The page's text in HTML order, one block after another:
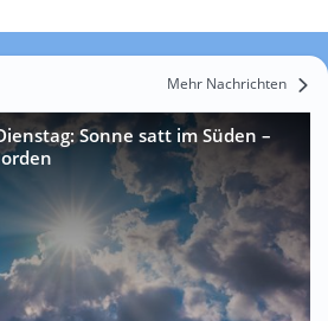
Mehr Nachrichten
Sonne satt im Süden –